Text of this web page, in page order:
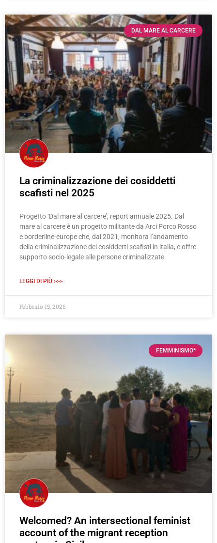
DAL MARE AL CARCERE
La criminalizzazione dei cosiddetti
scafisti nel 2025
Progetto ‘Dal mare al carcere’, report annuale 2025. Dal
mare al carcere è un progetto militante da Arci Porco Rosso
e borderline-europe che, dal 2021, monitora l’andamento
della criminalizzazione dei cosiddetti scafisti in italia, e offre
supporto socio-legale alle persone criminalizzate.
LEGGI DI PIÙ >>>
Febbraio 15, 2026
FEMMINISMO*
Welcomed? An intersectional feminist
account of the migrant reception